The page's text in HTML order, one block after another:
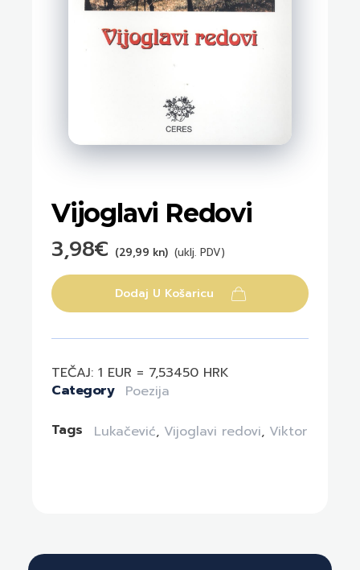
Vijoglavi Redovi
3,98€ (29,99 kn) (uklj. PDV)
Dodaj U Košaricu
TEČAJ: 1 EUR = 7,53450 HRK
Category
Poezija
Tags
Lukačević, Vijoglavi redovi, Viktor